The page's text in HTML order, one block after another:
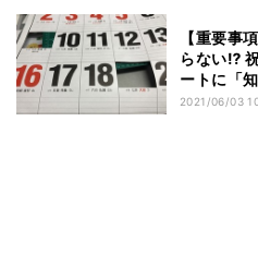
【重要事
らない⁉
ートに「
う」の声
2021/06/03